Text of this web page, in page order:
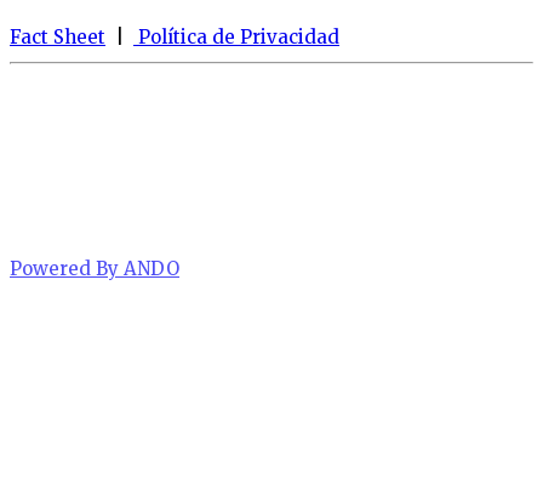
Fact Sheet Política de Privacidad
Powered By ANDO